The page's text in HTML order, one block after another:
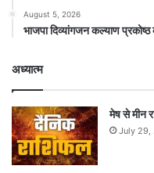
August 5, 2026
भाजपा दिव्यांगजन कल्याण प्रकोष्ठ
अध्यात्म
मेष से मीन
July 29,